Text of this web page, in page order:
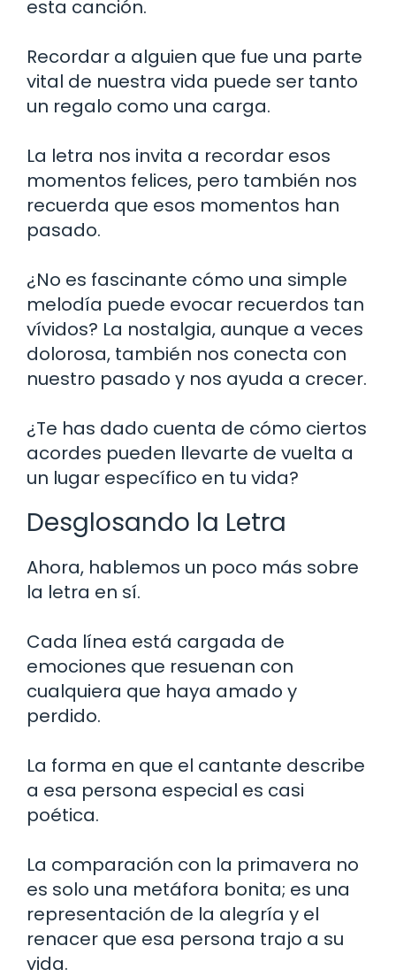
esta canción.
Recordar a alguien que fue una parte
vital de nuestra vida puede ser tanto
un regalo como una carga.
La letra nos invita a recordar esos
momentos felices, pero también nos
recuerda que esos momentos han
pasado.
¿No es fascinante cómo una simple
melodía puede evocar recuerdos tan
vívidos? La nostalgia, aunque a veces
dolorosa, también nos conecta con
nuestro pasado y nos ayuda a crecer.
¿Te has dado cuenta de cómo ciertos
acordes pueden llevarte de vuelta a
un lugar específico en tu vida?
Desglosando la Letra
Ahora, hablemos un poco más sobre
la letra en sí.
Cada línea está cargada de
emociones que resuenan con
cualquiera que haya amado y
perdido.
La forma en que el cantante describe
a esa persona especial es casi
poética.
La comparación con la primavera no
es solo una metáfora bonita; es una
representación de la alegría y el
renacer que esa persona trajo a su
vida.